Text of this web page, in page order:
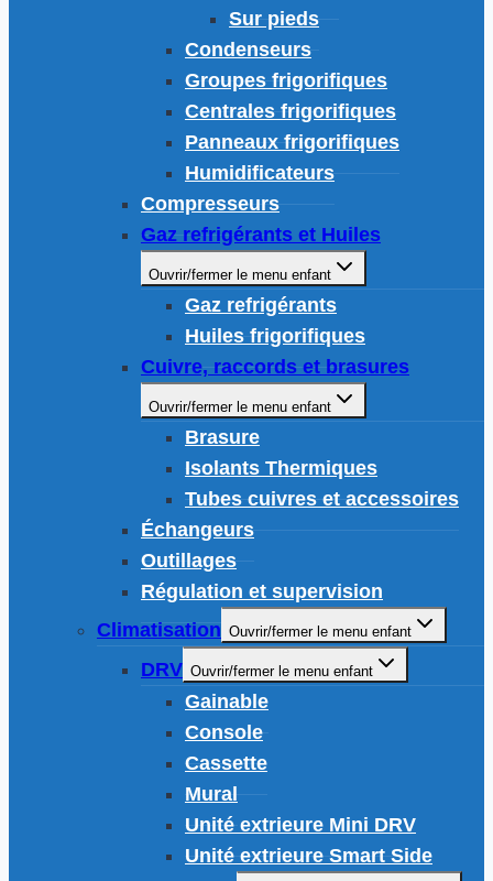
Sur pieds
Condenseurs
Groupes frigorifiques
Centrales frigorifiques
Panneaux frigorifiques
Humidificateurs
Compresseurs
Gaz refrigérants et Huiles
Ouvrir/fermer le menu enfant
Gaz refrigérants
Huiles frigorifiques
Cuivre, raccords et brasures
Ouvrir/fermer le menu enfant
Brasure
Isolants Thermiques
Tubes cuivres et accessoires
Échangeurs
Outillages
Régulation et supervision
Climatisation Ouvrir/fermer le menu enfant
DRV Ouvrir/fermer le menu enfant
Gainable
Console
Cassette
Mural
Unité extrieure Mini DRV
Unité extrieure Smart Side